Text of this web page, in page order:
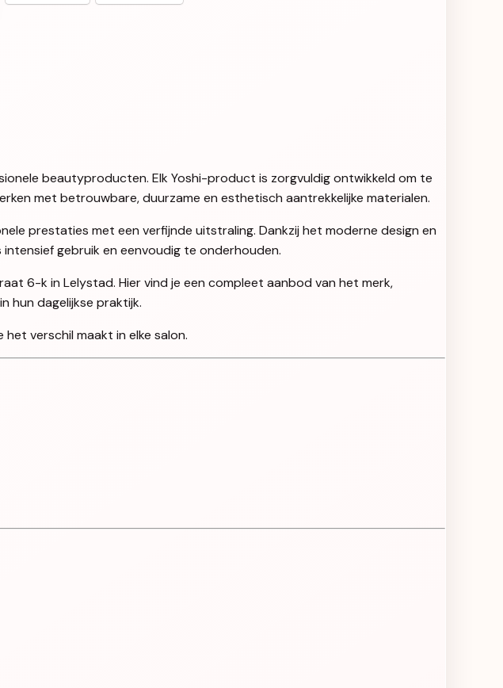
beautyproducten. Elk Yoshi-product is zorgvuldig ontwikkeld om te
met betrouwbare, duurzame en esthetisch aantrekkelijke materialen.
prestaties met een verfijnde uitstraling. Dankzij het moderne design en
gebruik en eenvoudig te onderhouden.
6-k in Lelystad. Hier vind je een compleet aanbod van het merk,
hun dagelijkse praktijk.
verschil maakt in elke salon.